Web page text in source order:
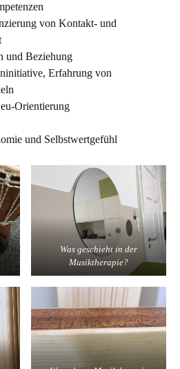
von Kontakt- und
und Beziehung
Erfahrung von
Orientierung
und Selbstwertgefühl
Was geschieht in der
Musiktherapie?